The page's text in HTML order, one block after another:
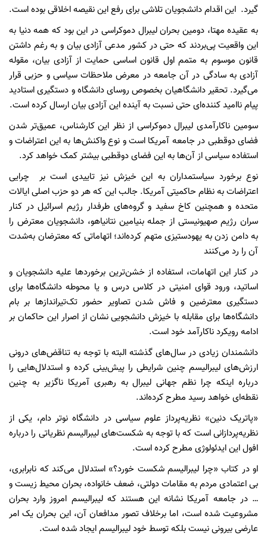
گیرد. این اقدام دانشجویان تلاشی برای رفع این نقیصه اخلاقی بوده است.
به عقیده مهتا، دومین بحران لیبرال دموکراسی در این بود که همه دنیا به
این واقعیت پی‌بردند که حتی در کشور مدعی آزادی بیان و به رغم داشتن
قانون موسوم به متمم اول قانون اساسی حمایت از آزادی بیان، مقوله
آزادی به سادگی در آن جامعه در معرض ملاحظات سیاسی و حزبی قرار
می‌گیرد. تحقیر دانشگاهیان بخصوص روسای دانشگاه و دستگیری استادید
پیام ناامید کننده‌ای حتی نسبت به آینده این آزادی بیان ارسال کرده است.
سومین ناکارآمدی لیبرال دموکراسی از نظر این کارشناس، عمیق‌تر شدن
فضای دوقطبی در جامعه آمریکا است و نوع واکنش‌ها به این اعتراضات و
استفاده سیاسی از آن‌ها به این فضای دوقطبی بیشتر کمک خواهد کرد.
نوع برخورد سیاستمداران به این خیزش نیز تاییدی است بر چرایی
اعتراضات به نظام حاکمیتی آمریکا. جالب این که هر دو حزب اصلی ایالات
متحده و همچنین کاخ سفید و گروه‌های طرفدار رژیم اسرائیل در کنار
سران رژیم صهیونیستی از جمله بنیامین نتانیاهو، دانشجویان معترض را
به دامن زدن به یهودستیزی متهم کرده‌اند؛ اتهاماتی که معترضان به‌شدت
آن را رد می‌کنند
در کنار این اتهامات، استفاده از خشن‌ترین برخوردها علیه دانشجویان و
اساتید، ورود قوای امنیتی در کلاس درس و یا محوطه دانشگاه‌ها برای
دستگیری معترضین و فاش شدن تصاویر حضور تک‌تیراندازها بر بام
دانشگاه‌ها برای مقابله با خیزش دانشجویی نشان از اصرار این حاکمان بر
ادامه رویکرد ناکارآمد خود است.
دانشمندان زیادی در سال‌های گذشته البته با توجه به تناقض‌های درونی
ارزش‌های لیبرالیسم چنین شرایطی را پیش‌بینی کرده و استدلال‌هایی را
درباره اینکه چرا نظم جهانی لیبرال به رهبری آمریکا ناگزیر به چنین
نقطه‌ای خواهد رسید مطرح کرده‌اند.
«پاتریک دنین» نظریه‌پرداز علوم سیاسی در دانشگاه نوتر دام، یکی از
نظریه‌پردازانی است که با توجه به شکست‌های لیبرالیسم نظریاتی را درباره
افول این ایدئولوژی مطرح کرده است.
او در کتاب «چرا لیبرالیسم شکست خورد؟» استدلال می‌کند که نابرابری،
بی اعتمادی مردم به مقامات دولتی، ضعف خانواده، بحران محیط زیست و
… در جامعه آمریکا نشانه این هستند که لیبرالیسم امروز وارد بحران
مشروعیت شده است، اما برخلاف تصور مدافعان آن، این بحران یک امر
عارضی بیرونی نیست بلکه توسط خود لیبرالیسم ایجاد شده است.